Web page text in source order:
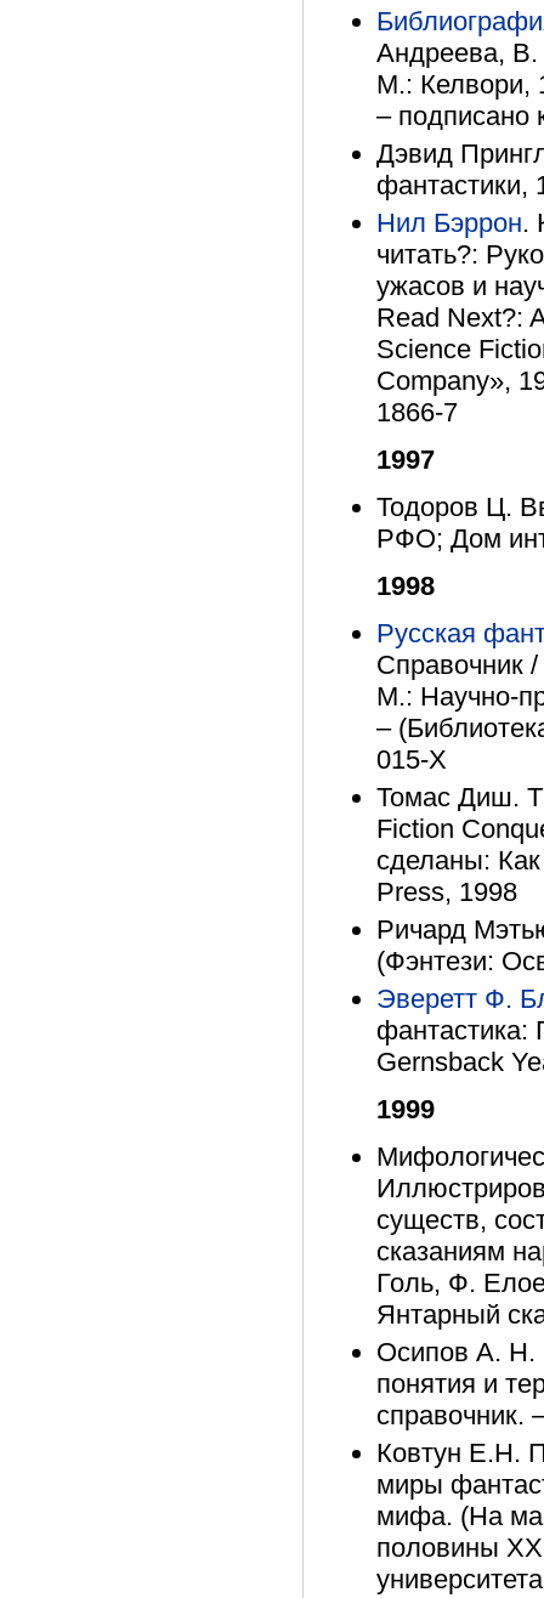
Андреева,
М.: Келвори,
– подписано
Дэвид
фантастики,
Нил Бэррон.
читать?:
ужасов и
Read Next?:
Science
Company»,
1866-7
1997
Тодоров Ц.
РФО; Дом
1998
Русская
Справочник
М.: Научно-
–
015-Х
Томас Диш.
Fiction
сделаны:
Press, 1998
Ричард
(Фэнтези:
Эверетт Ф.
фантастика:
Gernsback
1999
существ,
сказаниям
Голь, Ф.
Янтарный
Осипов А. Н.
понятия и
справочник.
Ковтун Е.Н.
миры
мифа. (На
половины